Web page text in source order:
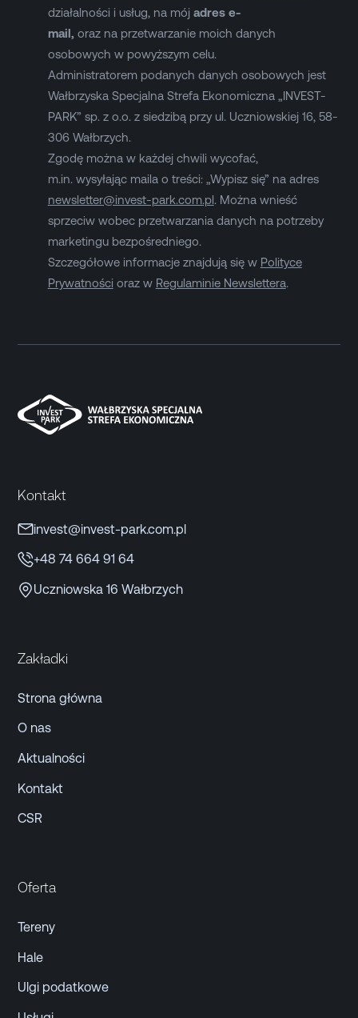
działalności i usług, na mój adres e-
mail, oraz na przetwarzanie moich danych
osobowych w powyższym celu.
Administratorem podanych danych osobowych jest
Wałbrzyska Specjalna Strefa Ekonomiczna „INVEST-
PARK” sp. z o.o. z siedzibą przy ul. Uczniowskiej 16, 58-
306 Wałbrzych.
Zgodę można w każdej chwili wycofać,
m.in. wysyłając maila o treści: „Wypisz się” na adres
newsletter@invest-park.com.pl. Można wnieść
sprzeciw wobec przetwarzania danych na potrzeby
marketingu bezpośredniego.
Szczegółowe informacje znajdują się w Polityce
Prywatności oraz w Regulaminie Newslettera.
Kontakt
invest@invest-park.com.pl
+48 74 664 91 64
Uczniowska 16 Wałbrzych
Zakładki
Strona główna
O nas
Aktualności
Kontakt
CSR
Oferta
Tereny
Hale
Ulgi podatkowe